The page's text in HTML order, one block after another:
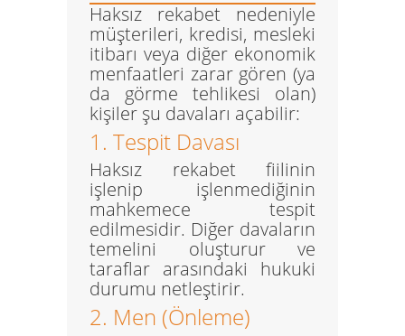
Haksız rekabet nedeniyle
müşterileri, kredisi, mesleki
itibarı veya diğer ekonomik
menfaatleri zarar gören (ya
da görme tehlikesi olan)
kişiler şu davaları açabilir:
1. Tespit Davası
Haksız rekabet fiilinin
işlenip işlenmediğinin
mahkemece tespit
edilmesidir. Diğer davaların
temelini oluşturur ve
taraflar arasındaki hukuki
durumu netleştirir.
2. Men (Önleme)